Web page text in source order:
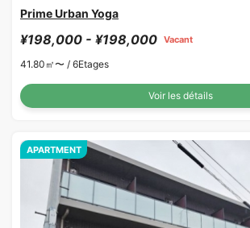
Prime Urban Yoga
¥198,000 - ¥198,000 Vacant
41.80㎡〜 / 6Etages
Voir les détails
APARTMENT